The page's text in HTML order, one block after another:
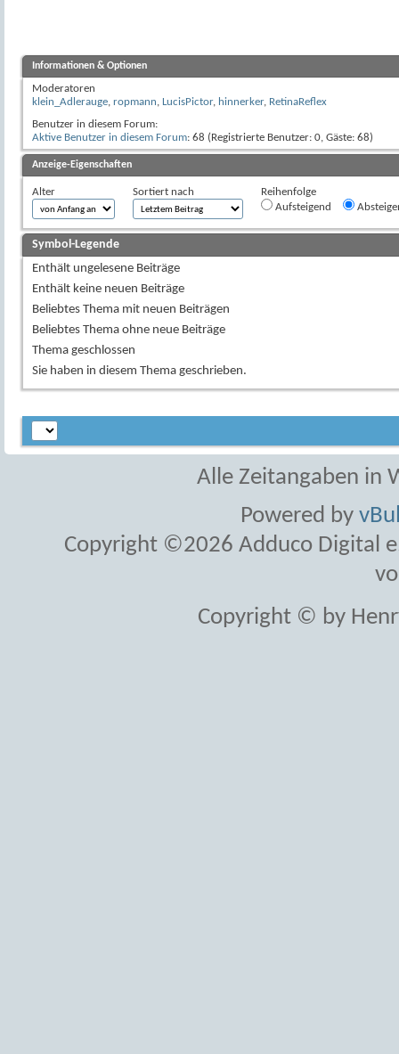
Informationen & Optionen
Moderatoren
klein_Adlerauge, ropmann, LucisPictor, hinnerker, RetinaReflex
Benutzer in diesem Forum:
Aktive Benutzer in diesem Forum: 68 (Registrierte Benutzer: 0, Gäste: 68)
Anzeige-Eigenschaften
Alter Sortiert nach
Reihenfolge
Aufsteigend
Symbol-Legende
Enthält ungelesene Beiträge
Enthält keine neuen Beiträge
Beliebtes Thema mit neuen Beiträgen
Beliebtes Thema ohne neue Beiträge
Thema geschlossen
Sie haben in diesem Thema geschrieben.
Alle Zeitangaben in
Powered by
Copyright ©2026 Adduco Digital
Copyright © by